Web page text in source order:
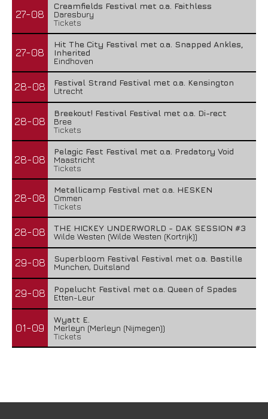
27-08
Creamfields Festival met o.a. Faithless
Daresbury
Tickets
27-08
Hit The City Festival met o.a. Snapped Ankles,
Inherited
Eindhoven
28-08
Festival Strand Festival met o.a. Kensington
Utrecht
28-08
Breekout! Festival Festival met o.a. Di-rect
Bree
Tickets
28-08
Pelagic Fest Festival met o.a. Predatory Void
Maastricht
Tickets
28-08
Metallicamp Festival met o.a. HESKEN
Ommen
Tickets
28-08
THE HICKEY UNDERWORLD - DAK SESSION #3
Wilde Westen (Wilde Westen (Kortrijk))
29-08
Superbloom Festival Festival met o.a. Bastille
Munchen, Duitsland
29-08
Popelucht Festival met o.a. Queen of Spades
Etten-Leur
01-09
Wyatt E.
Merleyn (Merleyn (Nijmegen))
Tickets